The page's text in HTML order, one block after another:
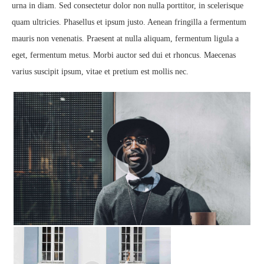
urna in diam. Sed consectetur dolor non nulla porttitor, in scelerisque
quam ultricies. Phasellus et ipsum justo. Aenean fringilla a fermentum
mauris non venenatis. Praesent at nulla aliquam, fermentum ligula a
eget, fermentum metus. Morbi auctor sed dui et rhoncus. Maecenas
varius suscipit ipsum, vitae et pretium est mollis nec.